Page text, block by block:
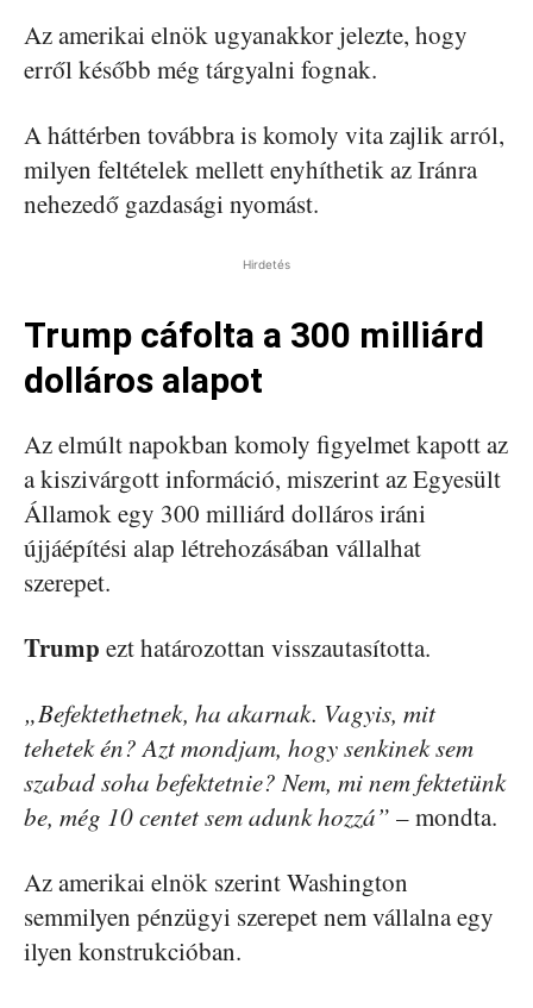
Az amerikai elnök ugyanakkor jelezte, hogy
erről később még tárgyalni fognak.
A háttérben továbbra is komoly vita zajlik arról,
milyen feltételek mellett enyhíthetik az Iránra
nehezedő gazdasági nyomást.
Hirdetés
Trump cáfolta a 300 milliárd
dolláros alapot
Az elmúlt napokban komoly figyelmet kapott az
a kiszivárgott információ, miszerint az Egyesült
Államok egy 300 milliárd dolláros iráni
újjáépítési alap létrehozásában vállalhat
szerepet.
Trump ezt határozottan visszautasította.
„Befektethetnek, ha akarnak. Vagyis, mit
tehetek én? Azt mondjam, hogy senkinek sem
szabad soha befektetnie? Nem, mi nem fektetünk
be, még 10 centet sem adunk hozzá” – mondta.
Az amerikai elnök szerint Washington
semmilyen pénzügyi szerepet nem vállalna egy
ilyen konstrukcióban.